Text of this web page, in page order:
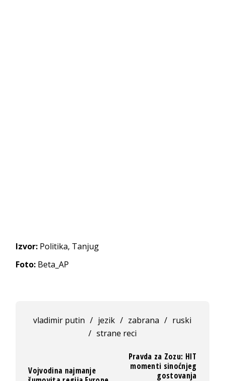
Izvor: Politika, Tanjug
Foto: Beta_AP
vladimir putin / jezik / zabrana / ruski
/ strane reci
Vojvodina najmanje
Pravda za Zozu: HIT
momenti sinoćnjeg
gostovanja